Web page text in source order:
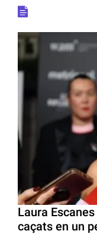
Laura
caçats en un